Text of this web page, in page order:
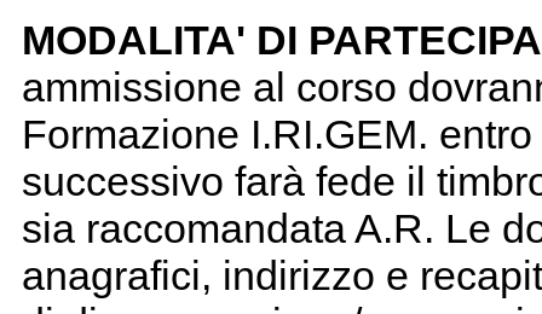
MODALITA' DI
ammissione al corso
Formazione I.RI.GEM.
successivo farà fede il
sia raccomandata A.R. Le
anagrafici, indirizzo e